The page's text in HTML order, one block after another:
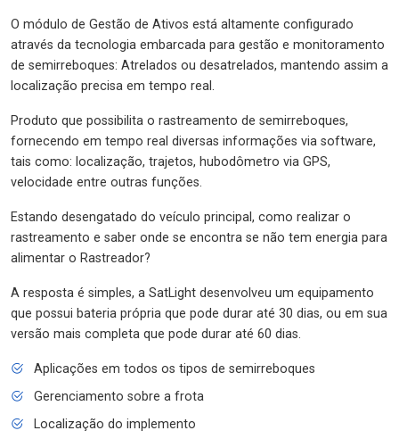
O módulo de Gestão de Ativos está altamente configurado
através da tecnologia embarcada para gestão e monitoramento
de semirreboques: Atrelados ou desatrelados, mantendo assim a
localização precisa em tempo real.
Produto que possibilita o rastreamento de semirreboques,
fornecendo em tempo real diversas informações via software,
tais como: localização, trajetos, hubodômetro via GPS,
velocidade entre outras funções.
Estando desengatado do veículo principal, como realizar o
rastreamento e saber onde se encontra se não tem energia para
alimentar o Rastreador?
A resposta é simples, a SatLight desenvolveu um equipamento
que possui bateria própria que pode durar até 30 dias, ou em sua
versão mais completa que pode durar até 60 dias.
Aplicações em todos os tipos de semirreboques
Gerenciamento sobre a frota
Localização do implemento